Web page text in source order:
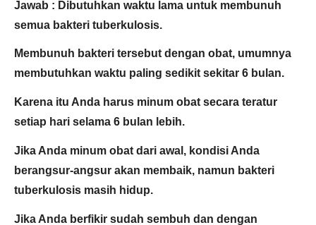
Jawab : Dibutuhkan waktu lama untuk membunuh
semua bakteri tuberkulosis.
Membunuh bakteri tersebut dengan obat, umumnya
membutuhkan waktu paling sedikit sekitar 6 bulan.
Karena itu Anda harus minum obat secara teratur
setiap hari selama 6 bulan lebih.
Jika Anda minum obat dari awal, kondisi Anda
berangsur-angsur akan membaik, namun bakteri
tuberkulosis masih hidup.
Jika Anda berfikir sudah sembuh dan dengan